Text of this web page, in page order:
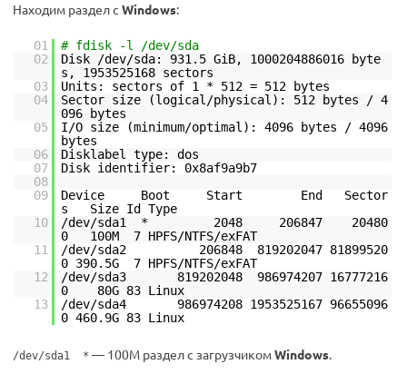
Находим раздел с Windows:
01
# fdisk -l /dev/sda
02
Disk /dev/sda: 931.5 GiB, 1000204886016 byte
s, 1953525168 sectors
03
Units: sectors of 1 * 512 = 512 bytes
04
Sector size (logical/physical): 512 bytes / 4
096 bytes
05
I/O size (minimum/optimal): 4096 bytes / 4096
bytes
06
Disklabel type: dos
07
Disk identifier: 0x8af9a9b7
08
09
Device Boot Start End Sector
s Size Id Type
10
/dev/sda1 * 2048 206847 20480
0 100M 7 HPFS/NTFS/exFAT
11
/dev/sda2 206848 819202047 81899520
0 390.5G 7 HPFS/NTFS/exFAT
12
/dev/sda3 819202048 986974207 16777216
0 80G 83 Linux
13
/dev/sda4 986974208 1953525167 96655096
0 460.9G 83 Linux
/dev/sda1 * — 100M раздел с загрузчикомWindows.